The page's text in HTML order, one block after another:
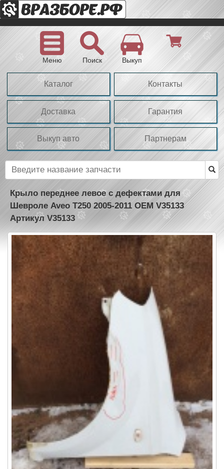
Меню Поиск Выкуп
Каталог Контакты
Доставка Гарантия
Выкуп авто Партнерам
Крыло переднее левое с дефектами для
Шевроле Aveo T250 2005-2011 OEM V35133
Артикул V35133